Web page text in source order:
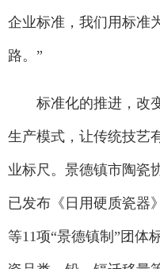
企业标准，我们用标准
路。”
标准化的推进，改变
生产模式，让传统技艺
业标尺。景德镇市陶瓷
已发布《日用硬质瓷器
等11项“景德镇制”团体